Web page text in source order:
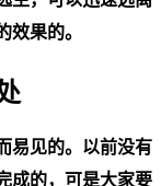
效果的。
易见的。以前没有
成的，可是大家要